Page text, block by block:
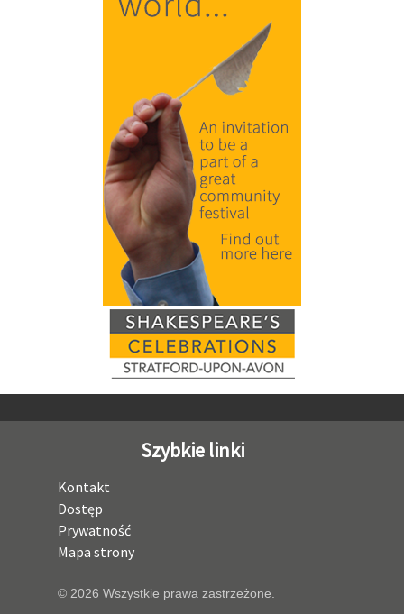
Szybkie linki
Kontakt
Dostęp
Prywatność
Mapa strony
© 2026 Wszystkie prawa zastrzeżone.